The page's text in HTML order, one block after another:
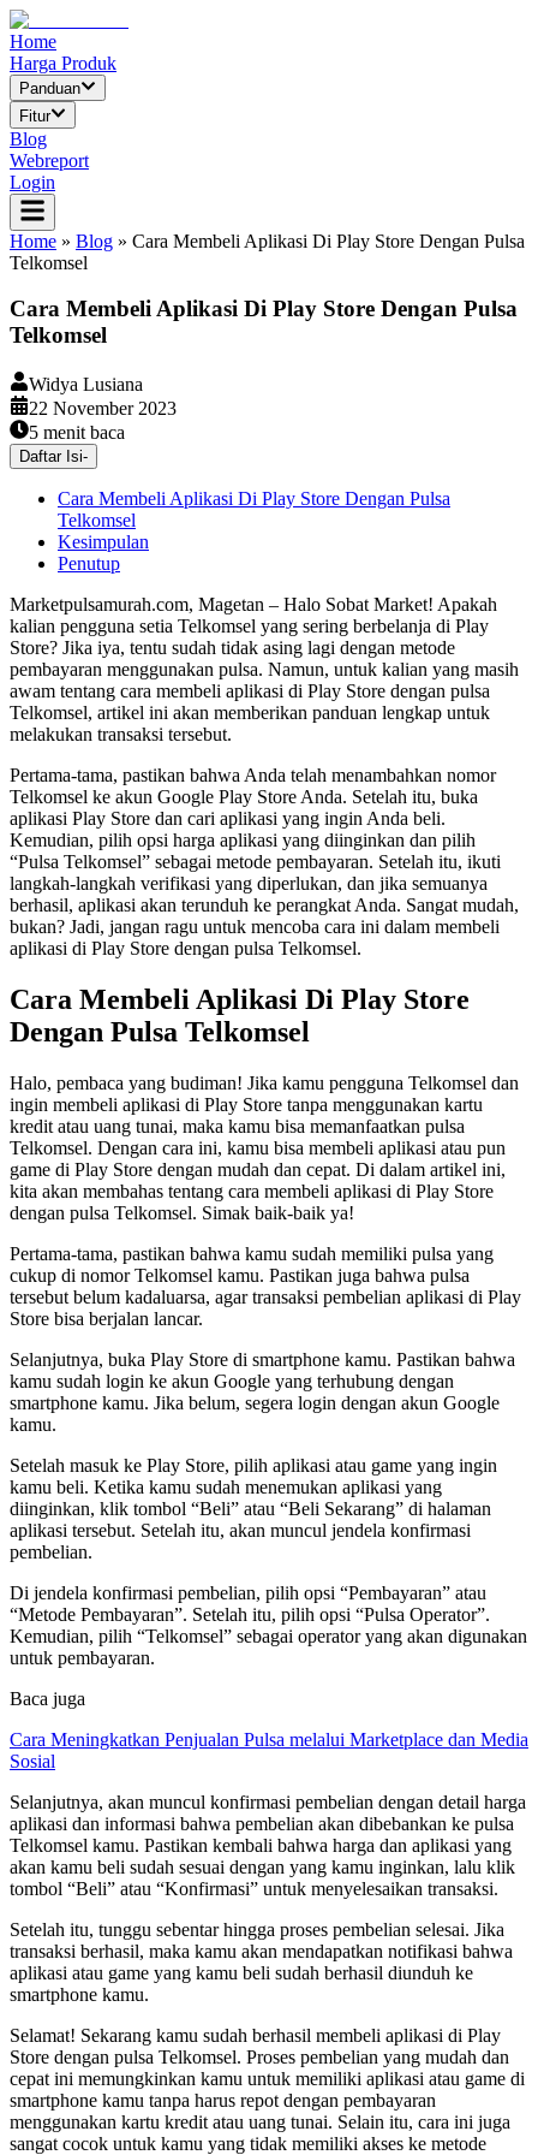
Home
Harga Produk
Panduan
Fitur
Blog
Webreport
Login
Home » Blog » Cara Membeli Aplikasi Di Play Store Dengan Pulsa
Telkomsel
Cara Membeli Aplikasi Di Play Store Dengan Pulsa
Telkomsel
Widya Lusiana
22 November 2023
5 menit baca
Daftar Isi-
Cara Membeli Aplikasi Di Play Store Dengan Pulsa
Telkomsel
Kesimpulan
Penutup
Marketpulsamurah.com, Magetan – Halo Sobat Market! Apakah
kalian pengguna setia Telkomsel yang sering berbelanja di Play
Store? Jika iya, tentu sudah tidak asing lagi dengan metode
pembayaran menggunakan pulsa. Namun, untuk kalian yang masih
awam tentang cara membeli aplikasi di Play Store dengan pulsa
Telkomsel, artikel ini akan memberikan panduan lengkap untuk
melakukan transaksi tersebut.
Pertama-tama, pastikan bahwa Anda telah menambahkan nomor
Telkomsel ke akun Google Play Store Anda. Setelah itu, buka
aplikasi Play Store dan cari aplikasi yang ingin Anda beli.
Kemudian, pilih opsi harga aplikasi yang diinginkan dan pilih
“Pulsa Telkomsel” sebagai metode pembayaran. Setelah itu, ikuti
langkah-langkah verifikasi yang diperlukan, dan jika semuanya
berhasil, aplikasi akan terunduh ke perangkat Anda. Sangat mudah,
bukan? Jadi, jangan ragu untuk mencoba cara ini dalam membeli
aplikasi di Play Store dengan pulsa Telkomsel.
Cara Membeli Aplikasi Di Play Store
Dengan Pulsa Telkomsel
Halo, pembaca yang budiman! Jika kamu pengguna Telkomsel dan
ingin membeli aplikasi di Play Store tanpa menggunakan kartu
kredit atau uang tunai, maka kamu bisa memanfaatkan pulsa
Telkomsel. Dengan cara ini, kamu bisa membeli aplikasi atau pun
game di Play Store dengan mudah dan cepat. Di dalam artikel ini,
kita akan membahas tentang cara membeli aplikasi di Play Store
dengan pulsa Telkomsel. Simak baik-baik ya!
Pertama-tama, pastikan bahwa kamu sudah memiliki pulsa yang
cukup di nomor Telkomsel kamu. Pastikan juga bahwa pulsa
tersebut belum kadaluarsa, agar transaksi pembelian aplikasi di Play
Store bisa berjalan lancar.
Selanjutnya, buka Play Store di smartphone kamu. Pastikan bahwa
kamu sudah login ke akun Google yang terhubung dengan
smartphone kamu. Jika belum, segera login dengan akun Google
kamu.
Setelah masuk ke Play Store, pilih aplikasi atau game yang ingin
kamu beli. Ketika kamu sudah menemukan aplikasi yang
diinginkan, klik tombol “Beli” atau “Beli Sekarang” di halaman
aplikasi tersebut. Setelah itu, akan muncul jendela konfirmasi
pembelian.
Di jendela konfirmasi pembelian, pilih opsi “Pembayaran” atau
“Metode Pembayaran”. Setelah itu, pilih opsi “Pulsa Operator”.
Kemudian, pilih “Telkomsel” sebagai operator yang akan digunakan
untuk pembayaran.
Baca juga
Cara Meningkatkan Penjualan Pulsa melalui Marketplace dan Media
Sosial
Selanjutnya, akan muncul konfirmasi pembelian dengan detail harga
aplikasi dan informasi bahwa pembelian akan dibebankan ke pulsa
Telkomsel kamu. Pastikan kembali bahwa harga dan aplikasi yang
akan kamu beli sudah sesuai dengan yang kamu inginkan, lalu klik
tombol “Beli” atau “Konfirmasi” untuk menyelesaikan transaksi.
Setelah itu, tunggu sebentar hingga proses pembelian selesai. Jika
transaksi berhasil, maka kamu akan mendapatkan notifikasi bahwa
aplikasi atau game yang kamu beli sudah berhasil diunduh ke
smartphone kamu.
Selamat! Sekarang kamu sudah berhasil membeli aplikasi di Play
Store dengan pulsa Telkomsel. Proses pembelian yang mudah dan
cepat ini memungkinkan kamu untuk memiliki aplikasi atau game di
smartphone kamu tanpa harus repot dengan pembayaran
menggunakan kartu kredit atau uang tunai. Selain itu, cara ini juga
sangat cocok untuk kamu yang tidak memiliki akses ke metode